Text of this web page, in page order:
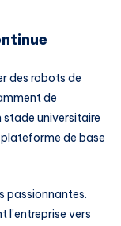
des robots de
de
universitaire
de base
passionnantes.
vers